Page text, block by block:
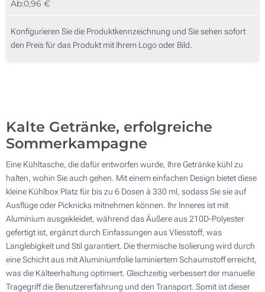
Digitaler Transferdruck in Vollfarbe (Auf einer Seite)
50
125
250
Ab:0,96 €
Konfigurieren Sie die Produktkennzeichnung und Sie sehen sofort
den Preis für das Produkt mit Ihrem Logo oder Bild.
Kalte Getränke, erfolgreiche
Sommerkampagne
Eine Kühltasche, die dafür entworfen wurde, Ihre Getränke kühl zu
halten, wohin Sie auch gehen. Mit einem einfachen Design bietet diese
kleine Kühlbox Platz für bis zu 6 Dosen à 330 ml, sodass Sie sie auf
Ausflüge oder Picknicks mitnehmen können. Ihr Inneres ist mit
Aluminium ausgekleidet, während das Äußere aus 210D-Polyester
gefertigt ist, ergänzt durch Einfassungen aus Vliesstoff, was
Langlebigkeit und Stil garantiert. Die thermische Isolierung wird durch
eine Schicht aus mit Aluminiumfolie laminiertem Schaumstoff erreicht,
was die Kälteerhaltung optimiert. Gleichzeitig verbessert der manuelle
Tragegriff die Benutzererfahrung und den Transport. Somit ist dieser